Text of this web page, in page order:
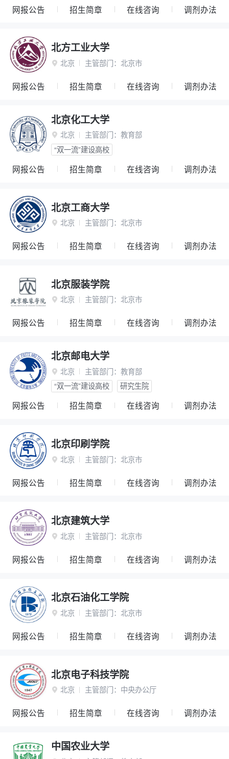
网报公告 招生简章 在线咨询 调剂办法
北方工业大学
 北京 主管部门： 北京市
网报公告 招生简章 在线咨询 调剂办法
北京化工大学
 北京 主管部门： 教育部
“双一流”建设高校
网报公告 招生简章 在线咨询 调剂办法
北京工商大学
 北京 主管部门： 北京市
网报公告 招生简章 在线咨询 调剂办法
北京服装学院
 北京 主管部门： 北京市
网报公告 招生简章 在线咨询 调剂办法
北京邮电大学
 北京 主管部门： 教育部
“双一流”建设高校
研究生院
网报公告 招生简章 在线咨询 调剂办法
北京印刷学院
 北京 主管部门： 北京市
网报公告 招生简章 在线咨询 调剂办法
北京建筑大学
 北京 主管部门： 北京市
网报公告 招生简章 在线咨询 调剂办法
北京石油化工学院
 北京 主管部门： 北京市
网报公告 招生简章 在线咨询 调剂办法
北京电子科技学院
 北京 主管部门： 中央办公厅
网报公告 招生简章 在线咨询 调剂办法
中国农业大学